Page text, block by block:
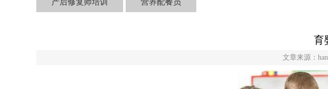
产后修复师培训 营养配餐员
育
文章来源：